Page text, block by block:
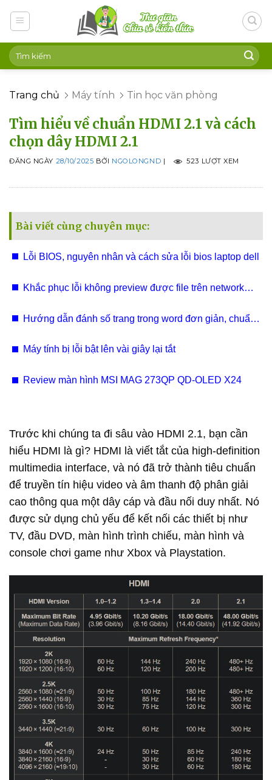
Trang chủ Máy tính Tin học văn phòng
Tìm hiểu về chuẩn HDMI 2.1 và cách
chọn dây HDMI 2.1
ĐĂNG NGÀY 28/10/2025 BỞI NGOLONGND | 523 LƯỢT XEM
Bài viết cùng chuyên mục:
Lỗi BIOS, nguyên nhân và cách sửa lỗi bios laptop dell
Khắc phục lỗi không preview được file trên network
Hướng dẫn đánh số trang trong word đơn giản, chuẩn
Máy tính bị lỗi bật lên vài giây lại tắt
Review màn hình MSI MAG 273QP QD-OLED X24
Trước khi chúng ta đi sâu vào HDMI 2.1, bạn cần
hiểu HDMI là gì? HDMI là viết tắt của high-definition
multimedia interface, và nó đã trở thành tiêu chuẩn
để truyền tín hiệu video và âm thanh độ phân giải
cao thông qua một dây cáp và đầu nối duy nhất. Nó
được sử dụng chủ yếu để kết nối các thiết bị như
TV, đầu DVD, màn hình trình chiếu, màn hình và
console chơi game như Xbox và Playstation.